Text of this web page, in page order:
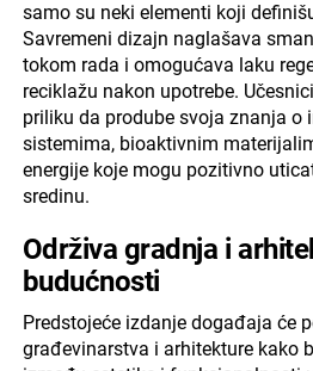
samo su neki elementi koji
Savremeni dizajn naglašava
tokom rada i omogućava laku
reciklažu nakon upotrebe.
priliku da prodube svoja znanja o
sistemima, bioaktivnim
energije koje mogu pozitivno
sredinu.
Održiva gradnja i
budućnosti
Predstojeće izdanje događaja će
građevinarstva i arhitekture kako